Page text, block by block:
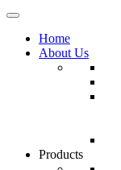
Home
About Us
Products